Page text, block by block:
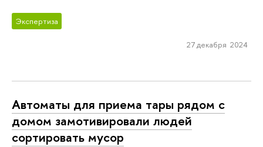
Экспертиза
27 декабря 2024
Автоматы для приема тары рядом с
домом замотивировали людей
сортировать мусор